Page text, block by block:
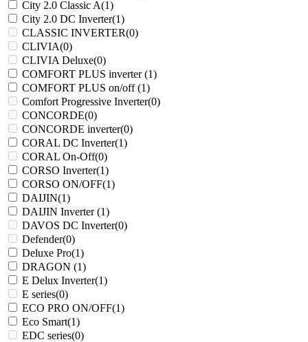
City 2.0 Classic A(1)
City 2.0 DC Inverter(1)
CLASSIC INVERTER(0)
CLIVIA(0)
CLIVIA Deluxe(0)
COMFORT PLUS inverter(1)
COMFORT PLUS on/off(1)
Comfort Progressive Inverter(0)
CONCORDE(0)
CONCORDE inverter(0)
CORAL DC Inverter(1)
CORAL On-Off(0)
CORSO Inverter(1)
CORSO ON/OFF(1)
DAIJIN(1)
DAIJIN Inverter(1)
DAVOS DC Inverter(0)
Defender(0)
Deluxe Pro(1)
DRAGON (1)
E Delux Inverter(1)
E series(0)
ECO PRO ON/OFF(1)
Eco Smart(1)
EDC series(0)